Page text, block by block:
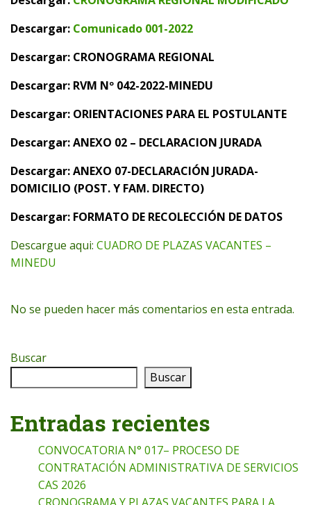
Descargar: Comunicado 001-2022
Descargar: CRONOGRAMA REGIONAL
Descargar: RVM Nº 042-2022-MINEDU
Descargar: ORIENTACIONES PARA EL POSTULANTE
Descargar:ANEXO 02 – DECLARACION JURADA
Descargar:ANEXO 07-DECLARACIÓN JURADA-
DOMICILIO (POST. Y FAM. DIRECTO)
Descargar: FORMATO DE RECOLECCIÓN DE DATOS
Descargue aqui: CUADRO DE PLAZAS VACANTES –
MINEDU
No se pueden hacer más comentarios en esta entrada.
Buscar
Buscar
Entradas recientes
CONVOCATORIA N° 017– PROCESO DE
CONTRATACIÓN ADMINISTRATIVA DE SERVICIOS
CAS 2026